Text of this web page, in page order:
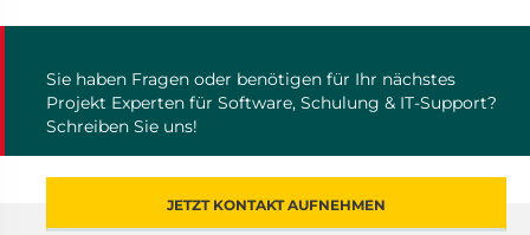
Sie haben Fragen oder benötigen für Ihr nächstes
Projekt Experten für Software, Schulung & IT-Support?
Schreiben Sie uns!
JETZT KONTAKT AUFNEHMEN